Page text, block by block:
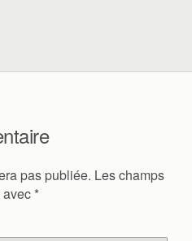
pas publiée. Les champs
*